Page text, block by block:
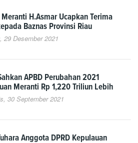
H.Asmar Ucapkan Terima
Baznas Provinsi Riau
29 Desember 2021
APBD Perubahan 2021
Meranti Rp 1,220 Triliun Lebih
30 September 2021
Anggota DPRD Kepulauan